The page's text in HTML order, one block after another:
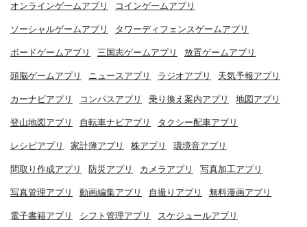
オンラインゲームアプリ コインゲームアプリ
ソーシャルゲームアプリ タワーディフェンスゲームアプリ
ボードゲームアプリ 三国志ゲームアプリ 放置ゲームアプリ
頭脳ゲームアプリ ニュースアプリ ラジオアプリ 天気予報アプリ
カーナビアプリ コンパスアプリ 乗り換え案内アプリ 地図アプリ
登山地図アプリ 自転車ナビアプリ タクシー配車アプリ
レシピアプリ 家計簿アプリ 株アプリ 環境音アプリ
間取り作成アプリ 防災アプリ カメラアプリ 写真加工アプリ
写真管理アプリ 動画編集アプリ 自撮りアプリ 無料漫画アプリ
電子書籍アプリ シフト管理アプリ スケジュールアプリ